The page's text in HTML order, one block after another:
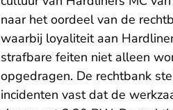
naar het oordeel van de
waarbij loyaliteit aan
strafbare feiten niet alleen
opgedragen. De rechtbank
incidenten vast dat de